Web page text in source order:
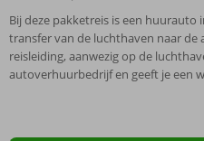
Bij deze pakketreis is een
transfer van de luchthaven naar de
reisleiding, aanwezig op de
autoverhuurbedrijf en geeft je een